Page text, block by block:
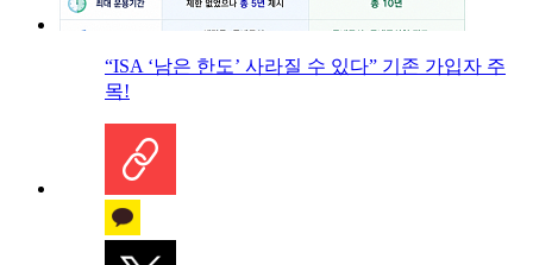
“ISA ‘남은 한도’ 사라질 수 있다” 기존 가입자 주
목!